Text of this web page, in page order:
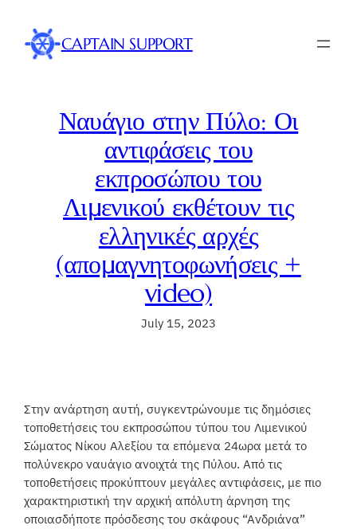
content
CAPTAIN SUPPORT
Ναυάγιο στην Πύλο: Οι
αντιφάσεις του
εκπροσώπου του
Λιμενικού εκθέτουν τις
ελληνικές αρχές
(απομαγνητοφωνήσεις +
video)
July 15, 2023
Στην ανάρτηση αυτή, συγκεντρώνουμε τις δημόσιες
τοποθετήσεις του εκπροσώπου τύπου του Λιμενικού
Σώματος Νίκου Αλεξίου τα επόμενα 24ωρα μετά το
πολύνεκρο ναυάγιο ανοιχτά της Πύλου. Από τις
τοποθετήσεις προκύπτουν μεγάλες αντιφάσεις, με πιο
χαρακτηριστική την αρχική απόλυτη άρνηση της
οποιασδήποτε πρόσδεσης του σκάφους “Ανδριάνα”